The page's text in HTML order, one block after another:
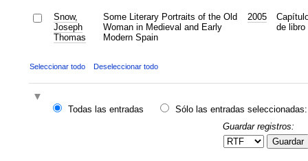
Snow,
Joseph
Thomas
Some Literary Portraits of the Old
Woman in Medieval and Early
Modern Spain
2005
de libro
Seleccionar todo Deseleccionar todo
Todas las entradas
Sólo las entradas seleccionadas:
Guardar registros:
Guardar